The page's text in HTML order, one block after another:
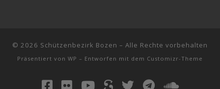
© 2026 Schützenbezirk Bozen – Alle Rechte vorbehalten
Präsentiert von WP – Entworfen mit dem Customizr-Theme